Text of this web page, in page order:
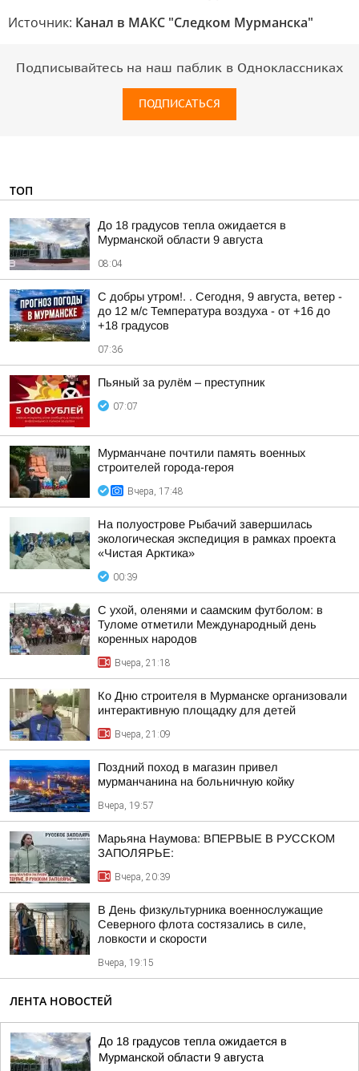
Источник: Канал в МАКС "Следком Мурманска"
Подписывайтесь на наш паблик в Одноклассниках
ПОДПИСАТЬСЯ
ТОП
До 18 градусов тепла ожидается в
Мурманской области 9 августа
08:04
С добры утром!. . Сегодня, 9 августа, ветер -
до 12 м/с Температура воздуха - от +16 до
+18 градусов
07:36
Пьяный за рулём – преступник
07:07
Мурманчане почтили память военных
строителей города-героя
Вчера, 17:48
На полуострове Рыбачий завершилась
экологическая экспедиция в рамках проекта
«Чистая Арктика»
00:39
С ухой, оленями и саамским футболом: в
Туломе отметили Международный день
коренных народов
Вчера, 21:18
Ко Дню строителя в Мурманске организовали
интерактивную площадку для детей
Вчера, 21:09
Поздний поход в магазин привел
мурманчанина на больничную койку
Вчера, 19:57
Марьяна Наумова: ВПЕРВЫЕ В РУССКОМ
ЗАПОЛЯРЬЕ:
Вчера, 20:39
В День физкультурника военнослужащие
Северного флота состязались в силе,
ловкости и скорости
Вчера, 19:15
ЛЕНТА НОВОСТЕЙ
До 18 градусов тепла ожидается в
Мурманской области 9 августа